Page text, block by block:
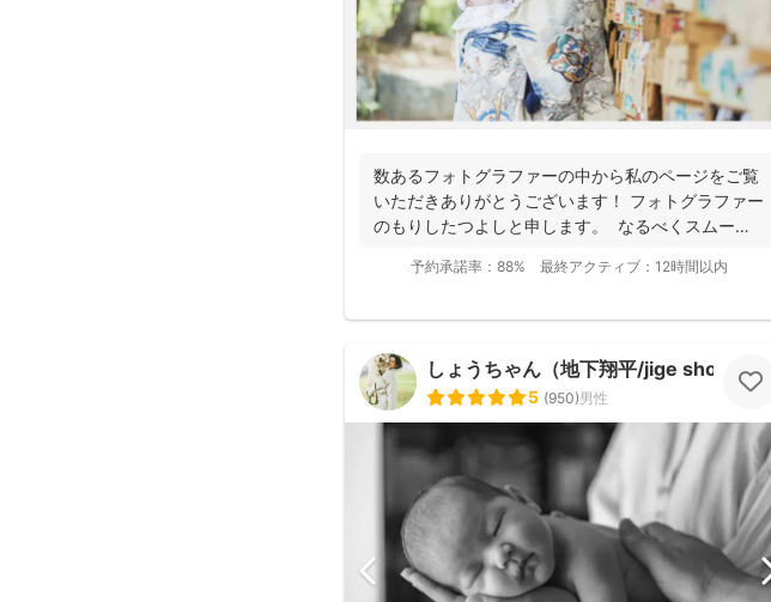
数あるフォトグラファーの中から私のページをご覧
いただきありがとうございます！ フォトグラファー
のもりしたつよしと申します。 なるべくスムーズ
予約承諾率： 88% 最終アクティブ： 12時間以内
しょうちゃん（地下翔平/jige shohe）
5 (950)男性